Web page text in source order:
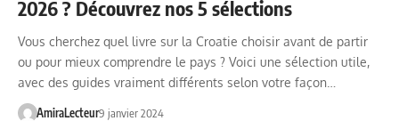
2026 ? Découvrez nos 5 sélections
Vous cherchez quel livre sur la Croatie choisir avant de partir
ou pour mieux comprendre le pays ? Voici une sélection utile,
avec des guides vraiment différents selon votre façon…
AmiraLecteur9 janvier 2024